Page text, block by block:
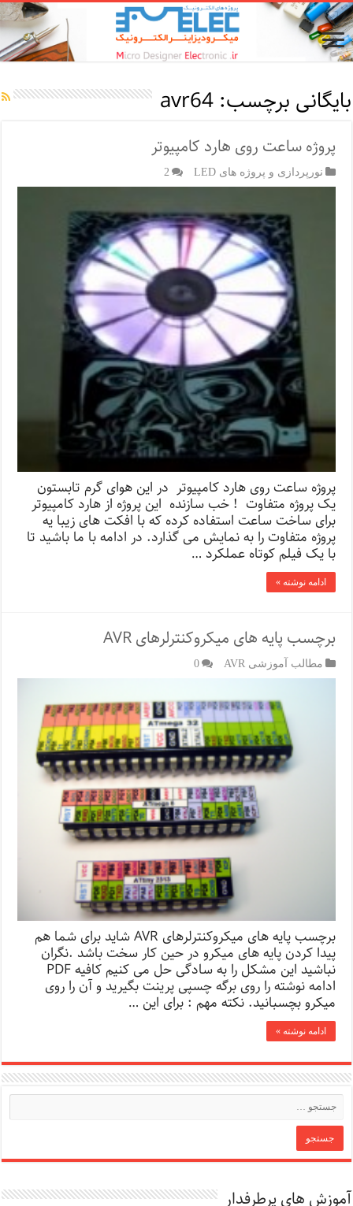
بایگانی برچسب:avr64
پروژه ساعت روی هارد کامپیوتر
نورپردازی و پروژه های LED 2
پروژه ساعت روی هارد کامپیوتر در این هوای گرم تابستون
یک پروژه متفاوت ! خب سازنده این پروژه از هارد کامپیوتر
برای ساخت ساعت استفاده کرده که با افکت های زیبا یه
پروژه متفاوت را به نمایش می گذارد. در ادامه با ما باشید تا
با یک فیلم کوتاه عملکرد …
ادامه نوشته »
برچسب پایه های میکروکنترلرهای AVR
مطالب آموزشی AVR 0
برچسب پایه های میکروکنترلرهای AVR شاید برای شما هم
پیدا کردن پایه های میکرو در حین کار سخت باشد .نگران
نباشید این مشکل را به سادگی حل می کنیم کافیه PDF
ادامه نوشته را روی برگه چسپی پرینت بگیرید و آن را روی
میکرو بچسبانید. نکته مهم : برای این …
ادامه نوشته »
آموزش های پرطرفدار